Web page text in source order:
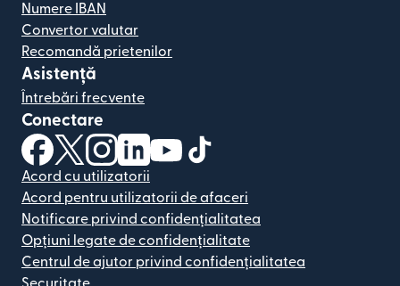
Numere IBAN
Convertor valutar
Recomandă prietenilor
Asistență
Întrebări frecvente
Conectare
(se deschide într-o fereastră nouă)
(se deschide într-o fereastră nouă)
(se deschide într-o fereastră nouă)
(se deschide într-o fereastră nouă)
(se deschide într-o fereastră
Acord cu utilizatorii
Acord pentru utilizatorii de afaceri
Notificare privind confidențialitatea
Opțiuni legate de confidențialitate
Centrul de ajutor privind confidențialitatea
Securitate